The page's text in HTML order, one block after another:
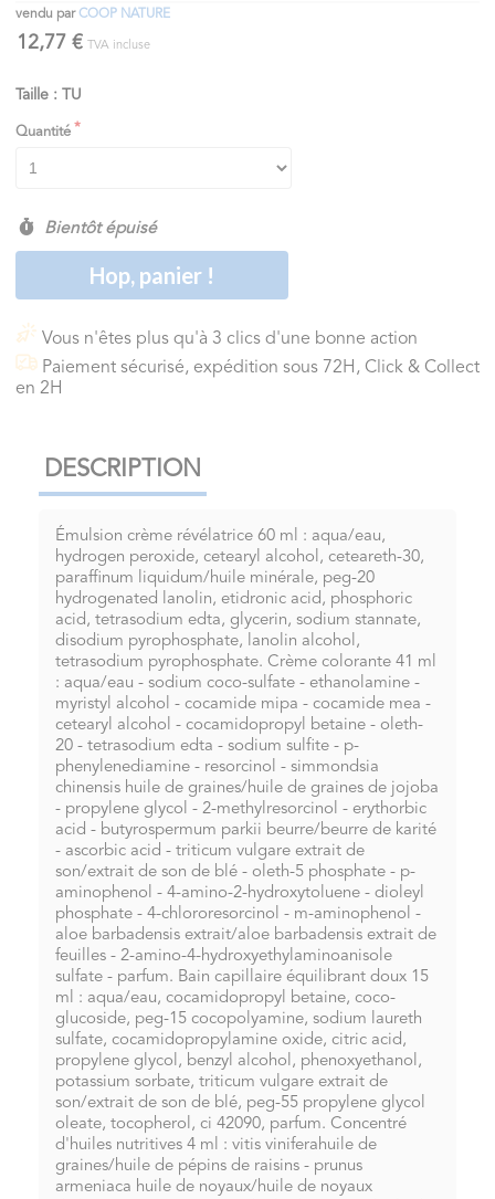
vendu parCOOP NATURE
12,77 € TVA incluse
Taille : TU
Quantité
Bientôt épuisé
Hop, panier !
Vous n'êtes plus qu'à 3 clics d'une bonne action
Paiement sécurisé, expédition sous 72H, Click & Collect
en 2H
DESCRIPTION
Émulsion crème révélatrice 60 ml : aqua/eau,
hydrogen peroxide, cetearyl alcohol, ceteareth-30,
paraffinum liquidum/huile minérale, peg-20
hydrogenated lanolin, etidronic acid, phosphoric
acid, tetrasodium edta, glycerin, sodium stannate,
disodium pyrophosphate, lanolin alcohol,
tetrasodium pyrophosphate. Crème colorante 41 ml
: aqua/eau - sodium coco-sulfate - ethanolamine -
myristyl alcohol - cocamide mipa - cocamide mea -
cetearyl alcohol - cocamidopropyl betaine - oleth-
20 - tetrasodium edta - sodium sulfite - p-
phenylenediamine - resorcinol - simmondsia
chinensis huile de graines/huile de graines de jojoba
- propylene glycol - 2-methylresorcinol - erythorbic
acid - butyrospermum parkii beurre/beurre de karité
- ascorbic acid - triticum vulgare extrait de
son/extrait de son de blé - oleth-5 phosphate - p-
aminophenol - 4-amino-2-hydroxytoluene - dioleyl
phosphate - 4-chlororesorcinol - m-aminophenol -
aloe barbadensis extrait/aloe barbadensis extrait de
feuilles - 2-amino-4-hydroxyethylaminoanisole
sulfate - parfum. Bain capillaire équilibrant doux 15
ml : aqua/eau, cocamidopropyl betaine, coco-
glucoside, peg-15 cocopolyamine, sodium laureth
sulfate, cocamidopropylamine oxide, citric acid,
propylene glycol, benzyl alcohol, phenoxyethanol,
potassium sorbate, triticum vulgare extrait de
son/extrait de son de blé, peg-55 propylene glycol
oleate, tocopherol, ci 42090, parfum. Concentré
d'huiles nutritives 4 ml : vitis viniferahuile de
graines/huile de pépins de raisins - prunus
armeniaca huile de noyaux/huile de noyaux